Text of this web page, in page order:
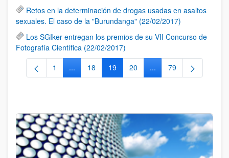
Retos en la determinación de drogas usadas en asaltos
sexuales. El caso de la "Burundanga" (22/02/2017)
Los SGIker entregan los premios de su VII Concurso de
Fotografía Científica (22/02/2017)
Página
1 ...Páginas intermedias Use TAB para desplazarse.
Página
18 Página
19 Página
20 ...Páginas intermedias
Página
79